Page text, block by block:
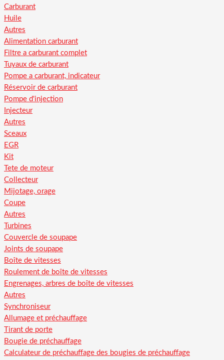
Carburant
Huile
Autres
Alimentation carburant
Filtre a carburant complet
Tuyaux de carburant
Pompe a carburant, indicateur
Réservoir de carburant
Pompe d'injection
Injecteur
Autres
Sceaux
EGR
Kit
Tete de moteur
Collecteur
Mijotage, orage
Coupe
Autres
Turbines
Couvercle de soupape
Joints de soupape
Boîte de vitesses
Roulement de boîte de vitesses
Engrenages, arbres de boîte de vitesses
Autres
Synchroniseur
Allumage et préchauffage
Tirant de porte
Bougie de préchauffage
Calculateur de préchauffage des bougies de préchauffage